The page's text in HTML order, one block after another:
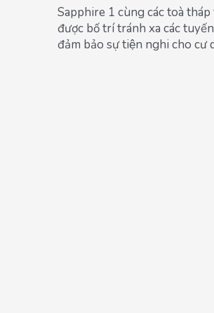
Sapphire 1 cùng các toà
được bố trí tránh xa các
đảm bảo sự tiện nghi cho cư